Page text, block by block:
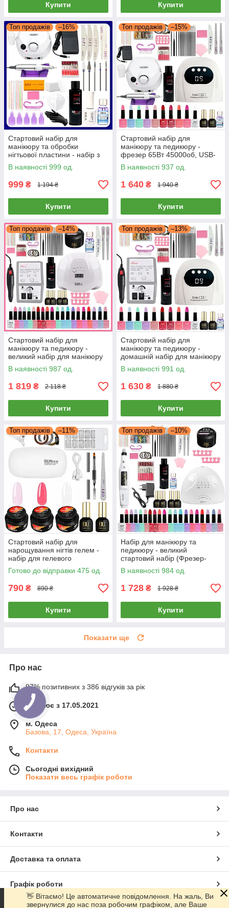
Купити Купити
Топ продажів –16%
Стартовий набір для
манікюру та обробки
нігтьової пластини - набір з
фрезером 65 Вт 45 000 об/хв
+ матеріалами
В наявності 999 од.
999 ₴ 1 194 ₴
Купити
Топ продажів –15%
Стартовий набір для
манікюру та педикюру -
фрезер 65Вт 45000об, USB-
лампа 48Вт, 10гель-лаків,
база, топ, ремувер 100мл,
розхідники
В наявності 937 од.
1 640 ₴ 1 940 ₴
Купити
Топ продажів –14%
Стартовий набір для
манікюру та педикюру -
великий набір для манікюру
(Фрезер, Лампа 54Вт, 20гель-
лаків, гель, розхідники)
В наявності 987 од.
1 819 ₴ 2 118 ₴
Купити
Топ продажів –13%
Стартовий набір для
манікюру та педикюру -
домашній набір для манікюру
(фрезер 20000об,
портативна LED лампа USB
88W, 10гель-лаків
В наявності 991 од.
1 630 ₴ 1 880 ₴
Купити
Топ продажів –11%
Стартовий набір для
нарощування нігтів гелем -
набір для гелевого
нарощування з лампою USB,
гелі 30мл, база, топ та
матеріали
Готово до відправки 475 од.
790 ₴ 890 ₴
Купити
Топ продажів –10%
Набір для манікюру та
педикюру - великий
стартовий набір (Фрезер-
ручка, Лампа 24/48Вт,
20гель-лаків, гель, база, топ,
ремувер)
В наявності 984 од.
1 728 ₴ 1 928 ₴
Купити
Показати ще
Про нас
97% позитивних з 386 відгуків за рік
Працює з 17.05.2021
м. Одеса
Базова, 17, Одеса, Україна
Контакти
Сьогодні вихідний
Показати весь графік роботи
Про нас
Контакти
Доставка та оплата
Графік роботи
👋 Вітаємо! Це автоматичне повідомлення. На жаль, Ви
звернулися до нас поза робочим графіком, але Ваше